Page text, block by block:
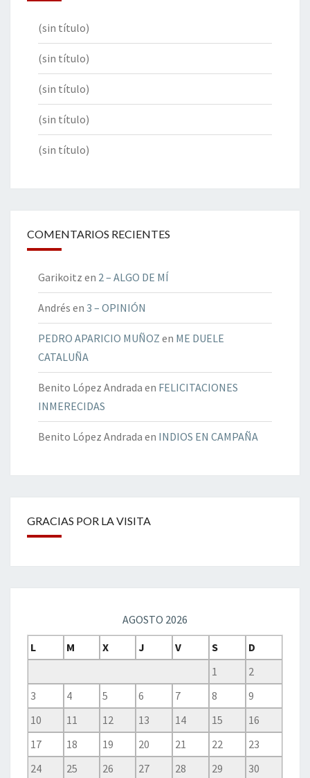
(sin título)
(sin título)
(sin título)
(sin título)
(sin título)
COMENTARIOS RECIENTES
Garikoitz en 2 – ALGO DE MÍ
Andrés en 3 – OPINIÓN
PEDRO APARICIO MUÑOZ en ME DUELE
CATALUÑA
Benito López Andrada en FELICITACIONES
INMERECIDAS
Benito López Andrada en INDIOS EN CAMPAÑA
GRACIAS POR LA VISITA
AGOSTO 2026
L
M X J V S
D
1
2
3
4 5 6 7 8
9
10
11 12 13 14 15
16
17
18 19 20 21 22
23
24
25 26 27 28 29
30